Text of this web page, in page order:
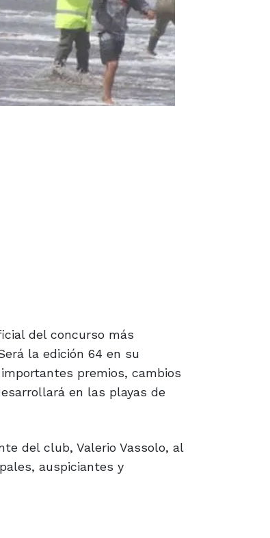
del concurso más
la edición 64 en su
premios, cambios
en las playas de
del club, Valerio Vassolo, al
auspiciantes y